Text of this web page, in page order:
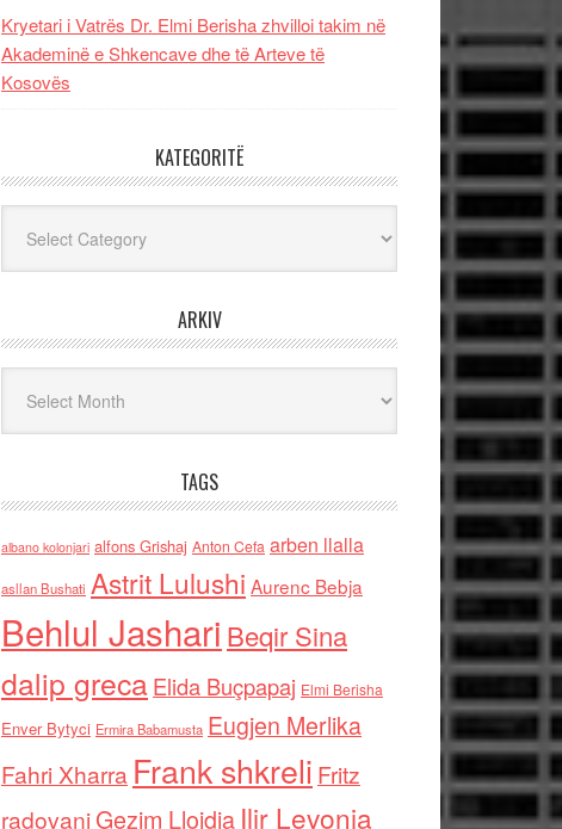
Kryetari i Vatrës Dr. Elmi Berisha zhvilloi takim në
Akademinë e Shkencave dhe të Arteve të
Kosovës
KATEGORITË
ARKIV
TAGS
albano kolonjari alfons Grishaj Anton Cefa arben llalla
asllan Bushati Astrit Lulushi Aurenc Bebja
Behlul Jashari Beqir Sina
dalip grecaElida Buçpapaj Elmi Berisha
Enver Bytyci Ermira Babamusta Eugjen Merlika
Fahri Xharra Frank shkreli Fritz
radovaniGezim Llojdia Ilir Levonja